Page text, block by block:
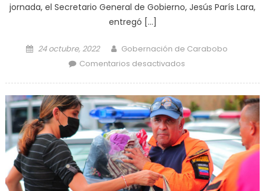
jornada, el Secretario General de Gobierno, Jesús París Lara,
entregó […]
Posted on
24 octubre, 2022 Author
Gobernación de Carabobo
Comentarios desactivados
Protección Civil y
Bomberos de
Carabobo